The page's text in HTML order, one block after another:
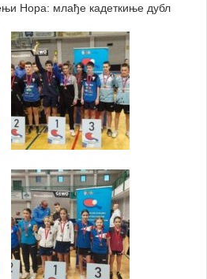
Нора: млађе кадеткиње дубл